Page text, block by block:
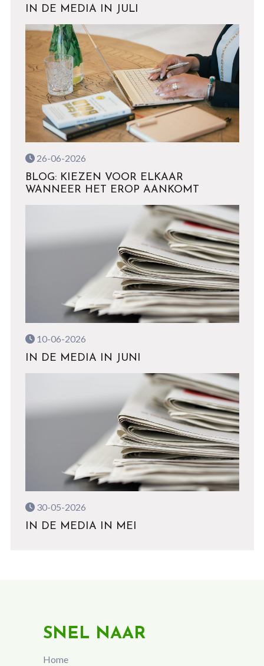
IN DE MEDIA IN JULI
26-06-2026
BLOG: KIEZEN VOOR ELKAAR
WANNEER HET EROP AANKOMT
10-06-2026
IN DE MEDIA IN JUNI
30-05-2026
IN DE MEDIA IN MEI
SNEL NAAR
Home